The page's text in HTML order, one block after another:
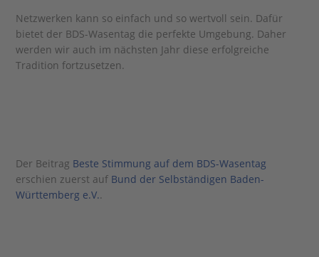
Netzwerken kann so einfach und so wertvoll sein. Dafür
bietet der BDS-Wasentag die perfekte Umgebung. Daher
werden wir auch im nächsten Jahr diese erfolgreiche
Tradition fortzusetzen.
Der Beitrag Beste Stimmung auf dem BDS-Wasentag
erschien zuerst auf Bund der Selbständigen Baden-
Württemberg e.V..